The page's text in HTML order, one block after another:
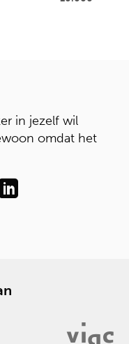
in jezelf wil
omdat het